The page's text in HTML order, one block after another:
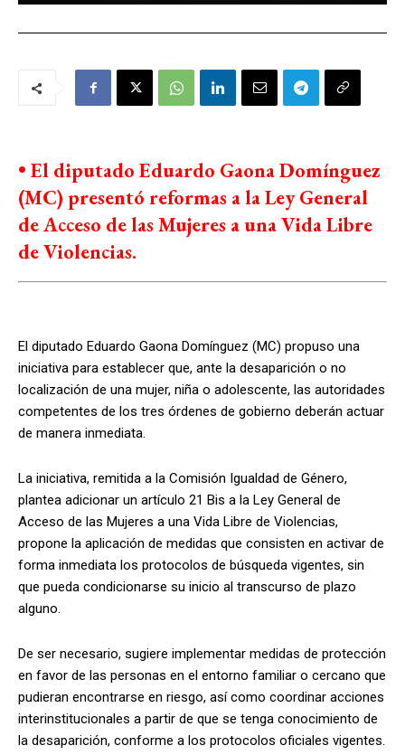
• El diputado Eduardo Gaona Domínguez
(MC) presentó reformas a la Ley General
de Acceso de las Mujeres a una Vida Libre
de Violencias.
El diputado Eduardo Gaona Domínguez (MC) propuso una
iniciativa para establecer que, ante la desaparición o no
localización de una mujer, niña o adolescente, las autoridades
competentes de los tres órdenes de gobierno deberán actuar
de manera inmediata.
La iniciativa, remitida a la Comisión Igualdad de Género,
plantea adicionar un artículo 21 Bis a la Ley General de
Acceso de las Mujeres a una Vida Libre de Violencias,
propone la aplicación de medidas que consisten en activar de
forma inmediata los protocolos de búsqueda vigentes, sin
que pueda condicionarse su inicio al transcurso de plazo
alguno.
De ser necesario, sugiere implementar medidas de protección
en favor de las personas en el entorno familiar o cercano que
pudieran encontrarse en riesgo, así como coordinar acciones
interinstitucionales a partir de que se tenga conocimiento de
la desaparición, conforme a los protocolos oficiales vigentes.